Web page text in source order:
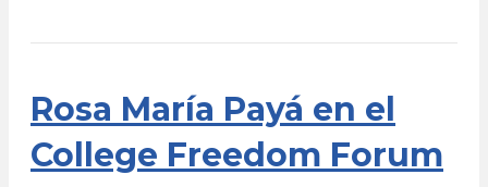
Rosa María Payá en el
College Freedom Forum